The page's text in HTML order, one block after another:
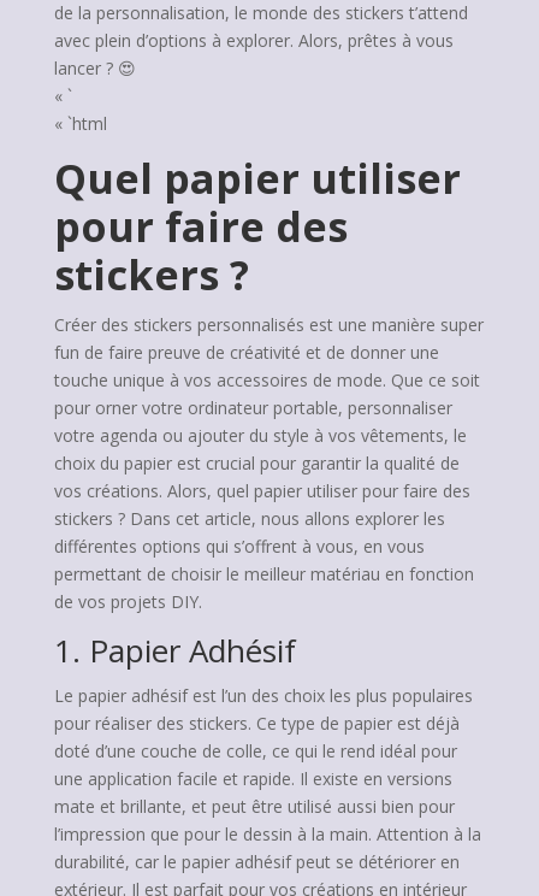
de la personnalisation, le monde des stickers t’attend
avec plein d’options à explorer. Alors, prêtes à vous
lancer ? 😍
« `
« `html
Quel papier utiliser
pour faire des
stickers ?
Créer des stickers personnalisés est une manière super
fun de faire preuve de créativité et de donner une
touche unique à vos accessoires de mode. Que ce soit
pour orner votre ordinateur portable, personnaliser
votre agenda ou ajouter du style à vos vêtements, le
choix du papier est crucial pour garantir la qualité de
vos créations. Alors, quel papier utiliser pour faire des
stickers ? Dans cet article, nous allons explorer les
différentes options qui s’offrent à vous, en vous
permettant de choisir le meilleur matériau en fonction
de vos projets DIY.
1. Papier Adhésif
Le papier adhésif est l’un des choix les plus populaires
pour réaliser des stickers. Ce type de papier est déjà
doté d’une couche de colle, ce qui le rend idéal pour
une application facile et rapide. Il existe en versions
mate et brillante, et peut être utilisé aussi bien pour
l’impression que pour le dessin à la main. Attention à la
durabilité, car le papier adhésif peut se détériorer en
extérieur. Il est parfait pour vos créations en intérieur